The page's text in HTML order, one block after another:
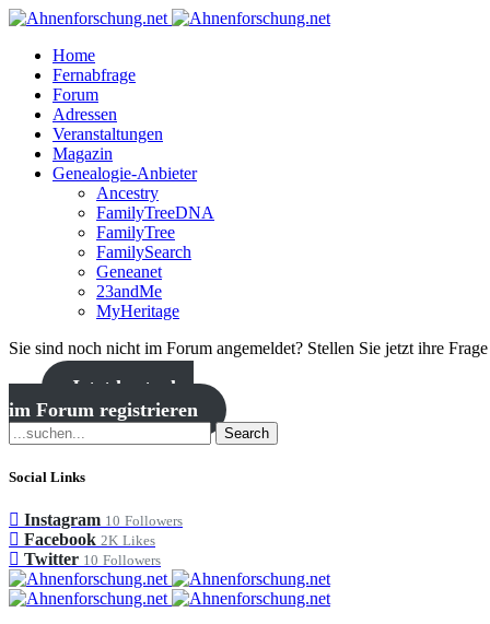
Home
Fernabfrage
Forum
Adressen
Veranstaltungen
Magazin
Genealogie-Anbieter
Ancestry
FamilyTreeDNA
FamilyTree
FamilySearch
Geneanet
23andMe
MyHeritage
Sie sind noch nicht im Forum angemeldet? Stellen Sie jetzt ihre
Jetzt kostenlos
im Forum registrieren
Search
Social Links
Instagram 10 Followers
Facebook 2K Likes
Twitter 10 Followers